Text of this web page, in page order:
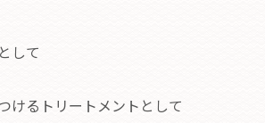
して
けるトリートメントとして